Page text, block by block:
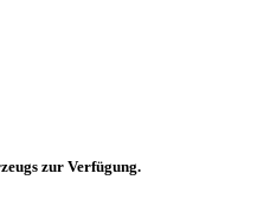
zur Verfügung.